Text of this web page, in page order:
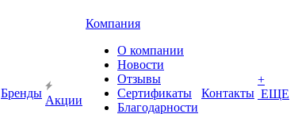
Бренды
Акции
Компания
О компании
Новости
Отзывы
Сертификаты
Благодарности
Контакты
+
ЕЩЕ